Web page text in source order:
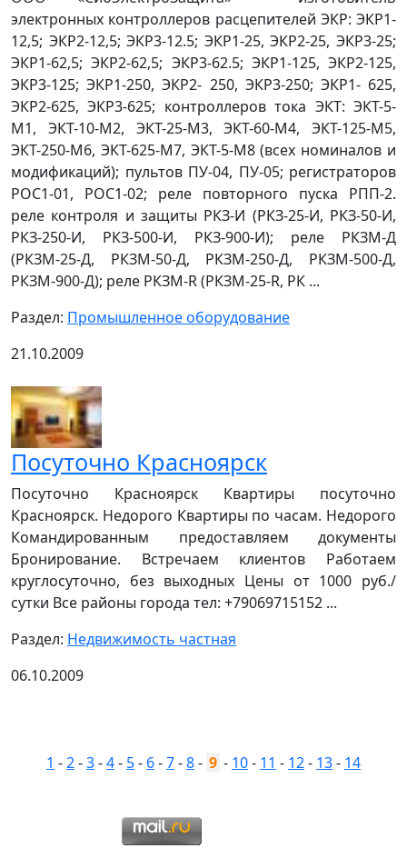
электронных контроллеров расцепителей ЭКР: ЭКР1-
12,5; ЭКР2-12,5; ЭКР3-12.5; ЭКР1-25, ЭКР2-25, ЭКР3-25;
ЭКР1-62,5; ЭКР2-62,5; ЭКР3-62.5; ЭКР1-125, ЭКР2-125,
ЭКР3-125; ЭКР1-250, ЭКР2- 250, ЭКР3-250; ЭКР1- 625,
ЭКР2-625, ЭКР3-625; контроллеров тока ЭКТ: ЭКТ-5-
М1, ЭКТ-10-М2, ЭКТ-25-М3, ЭКТ-60-М4, ЭКТ-125-М5,
ЭКТ-250-М6, ЭКТ-625-М7, ЭКТ-5-М8 (всех номиналов и
модификаций); пультов ПУ-04, ПУ-05; регистраторов
РОС1-01, РОС1-02; реле повторного пуска РПП-2.
реле контроля и защиты РКЗ-И (РКЗ-25-И, РКЗ-50-И,
РКЗ-250-И, РКЗ-500-И, РКЗ-900-И); реле РКЗМ-Д
(РКЗМ-25-Д, РКЗМ-50-Д, РКЗМ-250-Д, РКЗМ-500-Д,
РКЗМ-900-Д); реле РКЗМ-R (РКЗМ-25-R, РК ...
Раздел: Промышленное оборудование
21.10.2009
Посуточно Красноярск
Посуточно Красноярск Квартиры посуточно
Красноярск. Недорого Квартиры по часам. Недорого
Командированным предоставляем документы
Бронирование. Встречаем клиентов Работаем
круглосуточно, без выходных Цены от 1000 руб./
сутки Все районы города тел: +79069715152 ...
Раздел: Недвижимость частная
06.10.2009
1 -2-3-4- 5- 6-7-8- 9 - 10- 11 - 12- 13- 14